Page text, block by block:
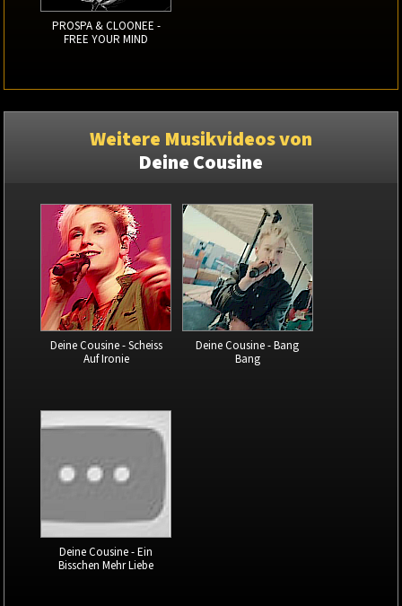
PROSPA & CLOONEE -
FREE YOUR MIND
Weitere Musikvideos von
Deine Cousine
Deine Cousine - Scheiss
Auf Ironie
Deine Cousine - Bang
Bang
Deine Cousine - Ein
Bisschen Mehr Liebe